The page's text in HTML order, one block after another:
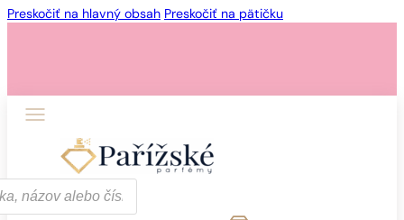
Preskočiť na hlavný obsah Preskočiť na pätičku